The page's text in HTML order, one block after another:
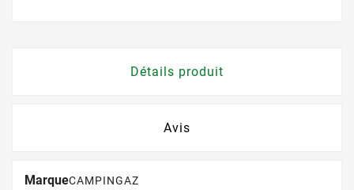
Détails produit
Avis
MarqueCAMPINGAZ